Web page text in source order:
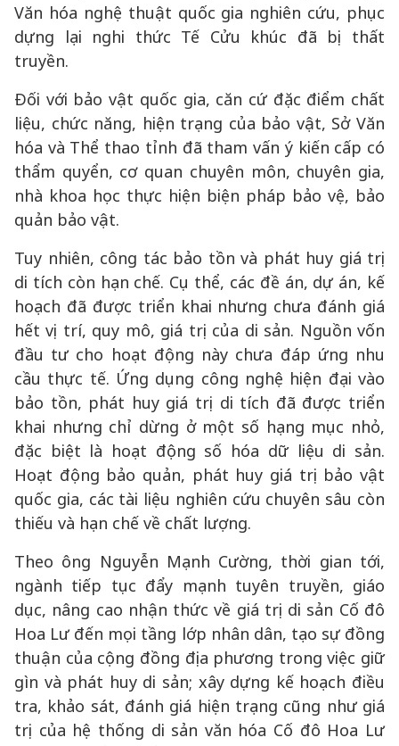
Văn hóa nghệ thuật quốc gia nghiên cứu, phục
dựng lại nghi thức Tế Cửu khúc đã bị thất
truyền.
Đối với bảo vật quốc gia, căn cứ đặc điểm chất
liệu, chức năng, hiện trạng của bảo vật, Sở Văn
hóa và Thể thao tỉnh đã tham vấn ý kiến cấp có
thẩm quyển, cơ quan chuyên môn, chuyên gia,
nhà khoa học thực hiện biện pháp bảo vệ, bảo
quản bảo vật.
Tuy nhiên, công tác bảo tồn và phát huy giá trị
di tích còn hạn chế. Cụ thể, các đề án, dự án, kế
hoạch đã được triển khai nhưng chưa đánh giá
hết vị trí, quy mô, giá trị của di sản. Nguồn vốn
đầu tư cho hoạt động này chưa đáp ứng nhu
cầu thực tế. Ứng dụng công nghệ hiện đại vào
bảo tồn, phát huy giá trị di tích đã được triển
khai nhưng chỉ dừng ở một số hạng mục nhỏ,
đặc biệt là hoạt động số hóa dữ liệu di sản.
Hoạt động bảo quản, phát huy giá trị bảo vật
quốc gia, các tài liệu nghiên cứu chuyên sâu còn
thiếu và hạn chế về chất lượng.
Theo ông Nguyễn Mạnh Cường, thời gian tới,
ngành tiếp tục đẩy mạnh tuyên truyền, giáo
dục, nâng cao nhận thức về giá trị di sản Cố đô
Hoa Lư đến mọi tầng lớp nhân dân, tạo sự đồng
thuận của cộng đồng địa phương trong việc giữ
gìn và phát huy di sản; xây dựng kế hoạch điều
tra, khảo sát, đánh giá hiện trạng cũng như giá
trị của hệ thống di sản văn hóa Cố đô Hoa Lư